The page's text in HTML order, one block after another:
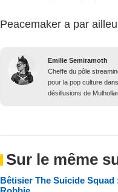
Peacemaker a par
Emilie Semiramoth
Cheffe du pôle
pour la pop culture
désillusions de
Sur le même
Bêtisier The Suicide